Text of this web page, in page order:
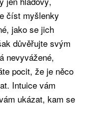
číst myšlenky
jako se jich
důvěřujte svým
nevyvážené,
pocit, že je něco
Intuice vám
ukázat, kam se